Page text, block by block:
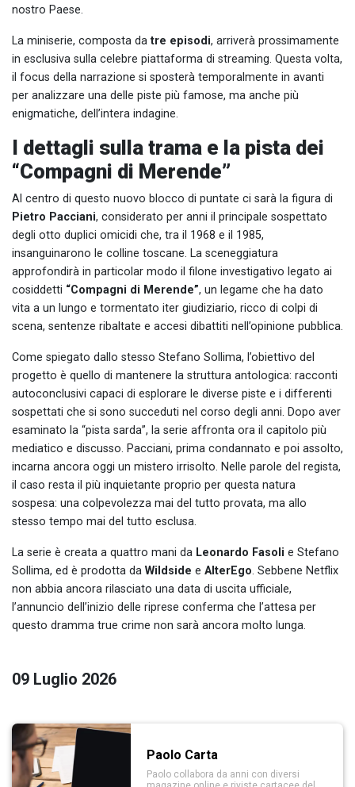
nostro Paese.
La miniserie, composta datre episodi, arriverà prossimamente
in esclusiva sulla celebre piattaforma di streaming. Questa volta,
il focus della narrazione si sposterà temporalmente in avanti
per analizzare una delle piste più famose, ma anche più
enigmatiche, dell’intera indagine.
I dettagli sulla trama e la pista dei
“Compagni di Merende”
Al centro di questo nuovo blocco di puntate ci sarà la figura di
Pietro Pacciani, considerato per anni il principale sospettato
degli otto duplici omicidi che, tra il 1968 e il 1985,
insanguinarono le colline toscane. La sceneggiatura
approfondirà in particolar modo il filone investigativo legato ai
cosiddetti “Compagni di Merende”, un legame che ha dato
vita a un lungo e tormentato iter giudiziario, ricco di colpi di
scena, sentenze ribaltate e accesi dibattiti nell’opinione pubblica.
Come spiegato dallo stesso Stefano Sollima, l’obiettivo del
progetto è quello di mantenere la struttura antologica: racconti
autoconclusivi capaci di esplorare le diverse piste e i differenti
sospettati che si sono succeduti nel corso degli anni. Dopo aver
esaminato la “pista sarda”, la serie affronta ora il capitolo più
mediatico e discusso. Pacciani, prima condannato e poi assolto,
incarna ancora oggi un mistero irrisolto. Nelle parole del regista,
il caso resta il più inquietante proprio per questa natura
sospesa: una colpevolezza mai del tutto provata, ma allo
stesso tempo mai del tutto esclusa.
La serie è creata a quattro mani da Leonardo Fasoli e Stefano
Sollima, ed è prodotta da Wildside e AlterEgo. Sebbene Netflix
non abbia ancora rilasciato una data di uscita ufficiale,
l’annuncio dell’inizio delle riprese conferma che l’attesa per
questo dramma true crime non sarà ancora molto lunga.
09 Luglio 2026
Paolo Carta
Paolo collabora da anni con diversi